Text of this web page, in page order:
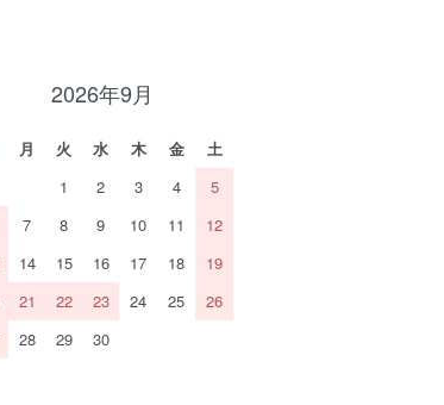
2026年9月
月 火 水 木 金
土
1
2 3 4
5
7 8 9 10 11
12
14 15 16 17 18
19
21 22 23 24 25
26
28 29 30